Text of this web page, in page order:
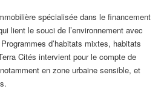
spécialisée dans le financement
lient le souci de l’environnement avec
d’habitats mixtes, habitats
Cités intervient pour le compte de
en zone urbaine sensible, et